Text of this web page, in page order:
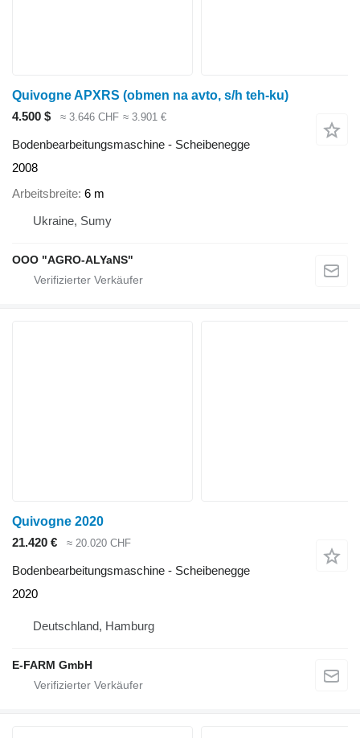
Quivogne APXRS (obmen na avto, s/h teh-ku)
4.500 $
≈ 3.646 CHF ≈ 3.901 €
Bodenbearbeitungsmaschine - Scheibenegge
2008
Arbeitsbreite 6 m
Ukraine, Sumy
OOO "AGRO-ALYaNS"
Quivogne 2020
21.420 €
≈ 20.020 CHF
Bodenbearbeitungsmaschine - Scheibenegge
2020
Deutschland, Hamburg
E-FARM GmbH